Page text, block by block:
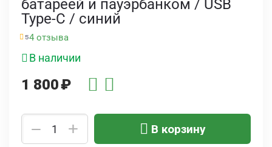
батареей и пауэрбанком / USB
Type-C / синий
54 отзыва
В наличии
1 800₽
+
− В корзину